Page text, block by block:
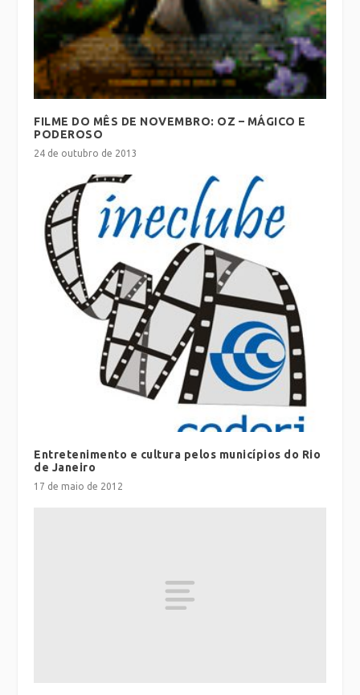
FILME DO MÊS DE NOVEMBRO: OZ – MÁGICO E
PODEROSO
24 de outubro de 2013
Entretenimento e cultura pelos municípios do Rio
de Janeiro
17 de maio de 2012